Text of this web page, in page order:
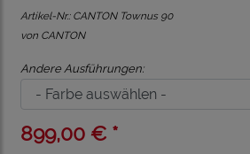
Artikel-Nr.: CANTON Townus 90
von CANTON
Andere Ausführungen:
899,00 € *